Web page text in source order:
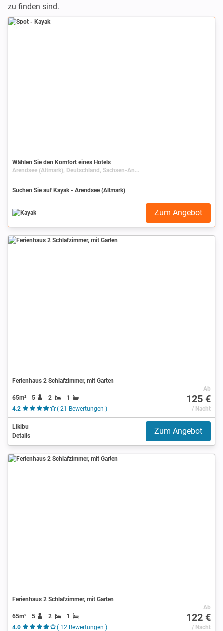
zu finden sind.
Spot
Wählen Sie den Komfort eines Hotels
Arendsee (Altmark), Deutschland, Sachsen-Anhalt
Suchen Sie auf Kayak - Arendsee (Altmark)
Zum Angebot
Ferienhaus 2 Schlafzimmer, mit Garten
65m² 5 2
1
4.2
( 21 Bewertungen )
Ab
125 €
/ Nacht
Likibu
Details
Zum Angebot
Ferienhaus 2 Schlafzimmer, mit Garten
65m² 5 2
1
4.0
( 12 Bewertungen )
Ab
122 €
/ Nacht